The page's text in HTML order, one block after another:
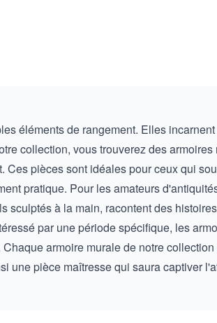
éléments de rangement. Elles
collection, vous trouverez des
pièces sont idéales pour ceux qui
pratique. Pour les amateurs
sculptés à la main, racontent des
par une période spécifique, les
armoire murale de notre
une pièce maîtresse qui saura captiver